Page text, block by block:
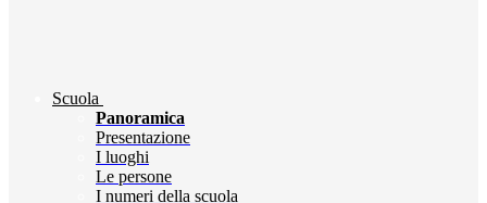
Scuola
Panoramica
Presentazione
I luoghi
Le persone
I numeri della scuola